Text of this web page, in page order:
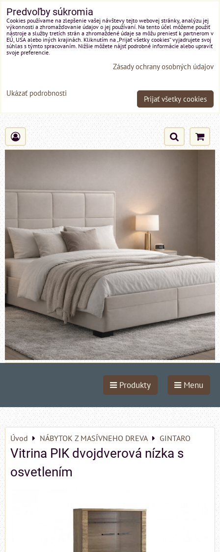
Produkty Menu
Úvod NÁBYTOK Z MASÍVNEHO DREVA GINTARO
Vitrina PIK dvojdverová nízka s
osvetlením
Predvoľby súkromia
Cookies používame na zlepšenie vašej návštevy tejto webovej stránky, analýzu jej
výkonnosti a zhromažďovanie údajov o jej používaní. Na tento účel môžeme použiť
nástroje a služby tretích strán a zhromaždené údaje sa môžu preniesť k partnerom v
EÚ, USA alebo iných krajinách. Kliknutím na „Prijať všetky cookies“ vyjadrujete svoj
súhlas s týmto spracovaním. Nižšie môžete nájsť podrobné informácie alebo upraviť
svoje preferencie.
Zásady ochrany osobných údajov
Ukázať podrobnosti
Prijať všetky cookies